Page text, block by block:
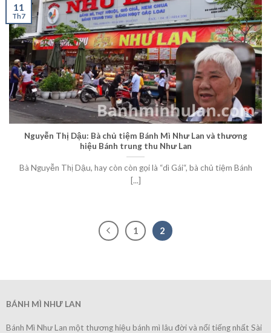
Nguyễn Thị Dậu: Bà chủ tiệm Bánh Mì Như Lan và thương
hiệu Bánh trung thu Như Lan
Bà Nguyễn Thị Dậu, hay còn còn gọi là “dì Gái“, bà chủ tiệm Bánh
[...]
11
Th7
1 2
BÁNH MÌ NHƯ LAN
Bánh Mì Như Lan một thương hiệu bánh mì lâu đời và nổi tiếng nhất Sài